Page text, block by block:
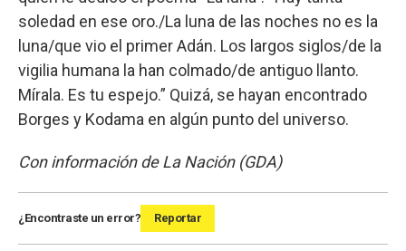
soledad en ese oro./La luna de las noches no es la
luna/que vio el primer Adán. Los largos siglos/de la
vigilia humana la han colmado/de antiguo llanto.
Mírala. Es tu espejo.” Quizá, se hayan encontrado
Borges y Kodama en algún punto del universo.
Con información de La Nación (GDA)
¿Encontraste un error? Reportar